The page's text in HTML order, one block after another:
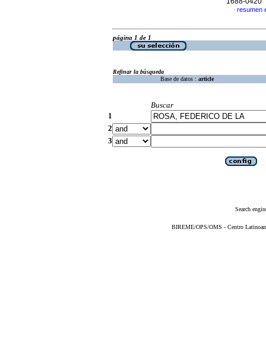
· resumen
página 1 de 1
Refinar la búsqueda
Base de datos : article
Buscar
1
2
3
Search
BIREME/OPS/OMS - Centro